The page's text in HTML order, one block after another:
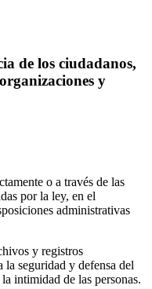
de los ciudadanos,
y
o a través de las
por la ley, en el
administrativas
y registros
la seguridad y defensa del
intimidad de las personas.